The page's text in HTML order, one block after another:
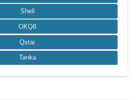
Shell
OKQ8
Qstar
Tanka